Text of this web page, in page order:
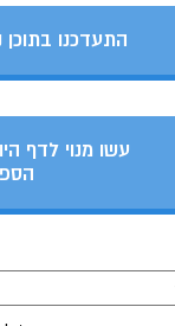
התעדכנו
עשו מנוי לדף